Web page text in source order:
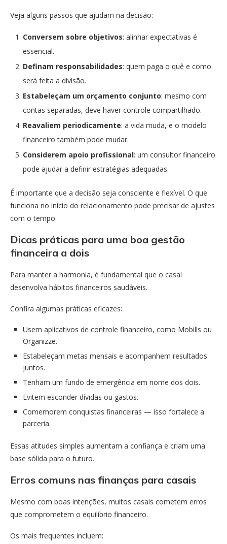
Veja alguns passos que ajudam na decisão:
Conversem sobre objetivos: alinhar expectativas é
essencial.
Definam responsabilidades: quem paga o quê e como
será feita a divisão.
Estabeleçam um orçamento conjunto: mesmo com
contas separadas, deve haver controle compartilhado.
Reavaliem periodicamente: a vida muda, e o modelo
financeiro também pode mudar.
Considerem apoio profissional: um consultor financeiro
pode ajudar a definir estratégias adequadas.
É importante que a decisão seja consciente e flexível. O que
funciona no início do relacionamento pode precisar de ajustes
com o tempo.
Dicas práticas para uma boa gestão
financeira a dois
Para manter a harmonia, é fundamental que o casal
desenvolva hábitos financeiros saudáveis.
Confira algumas práticas eficazes:
Usem aplicativos de controle financeiro, como Mobills ou
Organizze.
Estabeleçam metas mensais e acompanhem resultados
juntos.
Tenham um fundo de emergência em nome dos dois.
Evitem esconder dívidas ou gastos.
Comemorem conquistas financeiras — isso fortalece a
parceria.
Essas atitudes simples aumentam a confiança e criam uma
base sólida para o futuro.
Erros comuns nas finanças para casais
Mesmo com boas intenções, muitos casais cometem erros
que comprometem o equilíbrio financeiro.
Os mais frequentes incluem: